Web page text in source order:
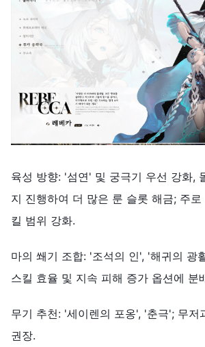
육성 방향: '섬연' 및 궁극기 우선 강화,
지 진행하여 더 많은 룬 슬롯 해금; 주
킬 범위 강화.
마의 쐐기 조합: '조석의 인', '해귀의 광
스킬 효율 및 지속 피해 증가 옵션에 분
무기 추천: '세이렌의 포옹', '춘극'; 무저
권장.